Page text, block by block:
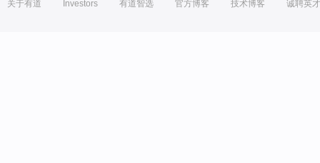
关于有道 Investors 有道智选 官方博客 技术博客 诚聘英才